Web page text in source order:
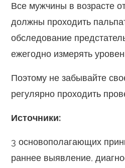
Все мужчины в возрасте
должны проходить
обследование
ежегодно измерять
Поэтому не забывайте
регулярно проходить
Источники:
3 основополагающих
раннее выявление,